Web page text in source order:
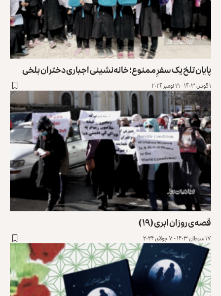
پایان تلخ یک سفرِ ممنوع؛ خانه‌نشینی اجباری دختران بلخی
۱ قوس ۱۴۰۳ - ۲۱ نومبر ۲۰۲۴
قصه‌ی روزان ابری (۱۹)
۱۷ سرطان ۱۴۰۳ - ۷ جولای ۲۰۲۴